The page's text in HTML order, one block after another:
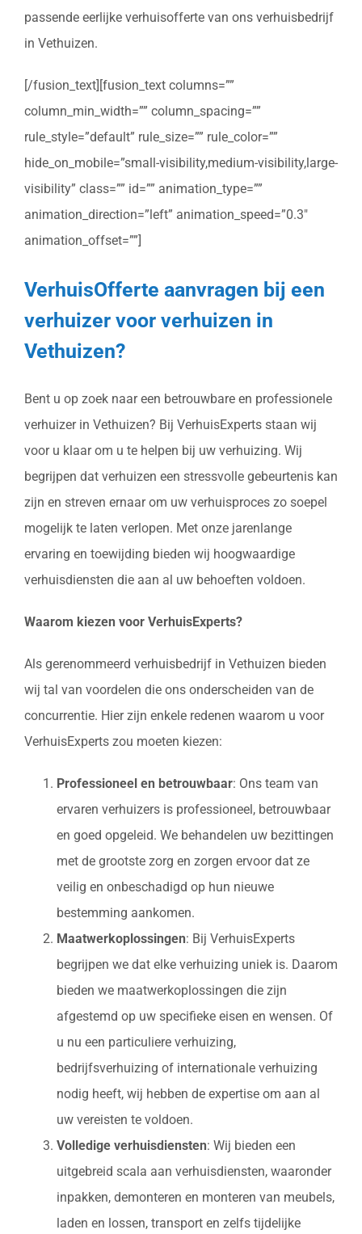
passende eerlijke verhuisofferte van ons verhuisbedrijf
in Vethuizen.
[/fusion_text][fusion_text columns=””
column_min_width=”” column_spacing=””
rule_style=”default” rule_size=”” rule_color=””
hide_on_mobile=”small-visibility,medium-visibility,large-
visibility” class=”” id=”” animation_type=””
animation_direction=”left” animation_speed=”0.3″
animation_offset=””]
VerhuisOfferte aanvragen bij een
verhuizer voor verhuizen in
Vethuizen?
Bent u op zoek naar een betrouwbare en professionele
verhuizer in Vethuizen? Bij VerhuisExperts staan wij
voor u klaar om u te helpen bij uw verhuizing. Wij
begrijpen dat verhuizen een stressvolle gebeurtenis kan
zijn en streven ernaar om uw verhuisproces zo soepel
mogelijk te laten verlopen. Met onze jarenlange
ervaring en toewijding bieden wij hoogwaardige
verhuisdiensten die aan al uw behoeften voldoen.
Waarom kiezen voor VerhuisExperts?
Als gerenommeerd verhuisbedrijf in Vethuizen bieden
wij tal van voordelen die ons onderscheiden van de
concurrentie. Hier zijn enkele redenen waarom u voor
VerhuisExperts zou moeten kiezen:
Professioneel en betrouwbaar: Ons team van
ervaren verhuizers is professioneel, betrouwbaar
en goed opgeleid. We behandelen uw bezittingen
met de grootste zorg en zorgen ervoor dat ze
veilig en onbeschadigd op hun nieuwe
bestemming aankomen.
Maatwerkoplossingen: Bij VerhuisExperts
begrijpen we dat elke verhuizing uniek is. Daarom
bieden we maatwerkoplossingen die zijn
afgestemd op uw specifieke eisen en wensen. Of
u nu een particuliere verhuizing,
bedrijfsverhuizing of internationale verhuizing
nodig heeft, wij hebben de expertise om aan al
uw vereisten te voldoen.
Volledige verhuisdiensten: Wij bieden een
uitgebreid scala aan verhuisdiensten, waaronder
inpakken, demonteren en monteren van meubels,
laden en lossen, transport en zelfs tijdelijke